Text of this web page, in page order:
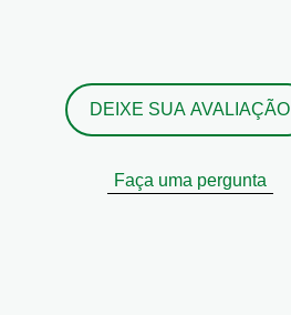
DEIXE SUA AVALIAÇÃO
Faça uma pergunta